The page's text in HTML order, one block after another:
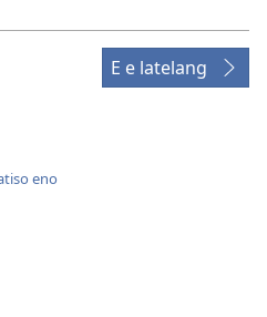
E e latelang
eno